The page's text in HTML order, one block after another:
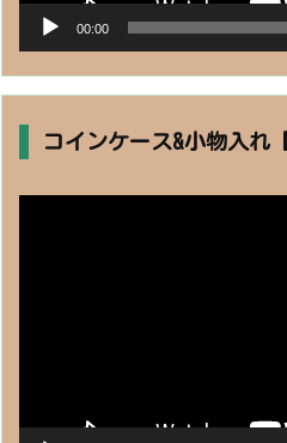
00:00
コインケース&小物入れ